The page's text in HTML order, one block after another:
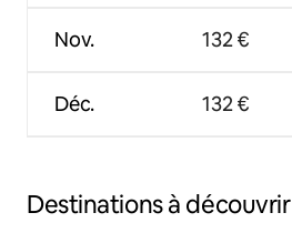
Nov.
Déc.
132 €
132 €
Destinations à découvrir